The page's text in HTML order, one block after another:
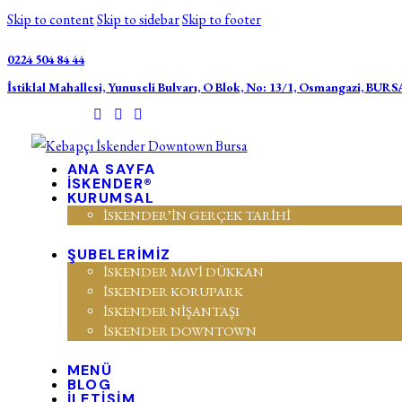
Skip to contentSkip to sidebarSkip to footer
0224 504 84 44
İstiklal Mahallesi, Yunuseli Bulvarı, O Blok, No: 13/1, Osmangazi,
ANA SAYFA
İSKENDER®
KURUMSAL
İSKENDER’İN GERÇEK TARİHİ
ŞUBELERIMIZ
İSKENDER MAVİ DÜKKAN
İSKENDER KORUPARK
İSKENDER NİŞANTAŞI
İSKENDER DOWNTOWN
MENÜ
BLOG